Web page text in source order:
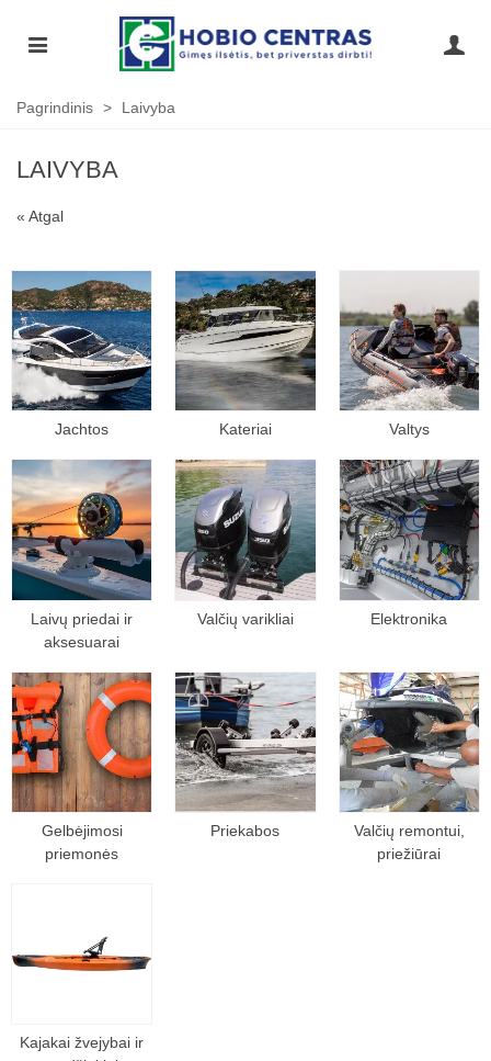
Pagrindinis > Laivyba
LAIVYBA
« Atgal
Jachtos Kateriai Valtys
Laivų priedai ir
aksesuarai
Valčių varikliai Elektronika
Gelbėjimosi
priemonės
Priekabos
Valčių remontui,
priežiūrai
Kajakai žvejybai ir